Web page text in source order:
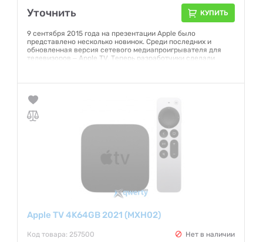
Уточнить КУПИТЬ
9 сентября 2015 года на презентации Apple было
представлено несколько новинок. Среди последних и
обновленная версия сетевого медиапроигрывателя для
телевизоров ‒ Apple TV. Теперь разработчики сделали
операционной системой tvOS, пользовательским
Apple TV 4K64GB 2021 (MXH02)
Код товара: 257500 Нет в наличии